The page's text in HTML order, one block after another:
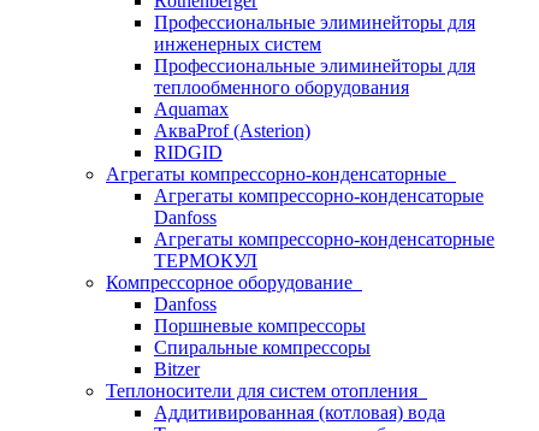
Профессиональные элиминейторы для
инженерных систем
Профессиональные элиминейторы для
теплообменного оборудования
Aquamax
АкваProf (Asterion)
RIDGID
Агрегаты компрессорно-конденсаторные
Агрегаты компрессорно-конденсаторые
Danfoss
Агрегаты компрессорно-конденсаторные
ТЕРМОКУЛ
Компрессорное оборудование
Danfoss
Поршневые компрессоры
Спиральные компрессоры
Bitzer
Теплоносители для систем отопления
Аддитивированная (котловая) вода